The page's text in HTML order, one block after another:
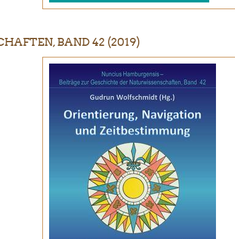
BAND 42 (2019)